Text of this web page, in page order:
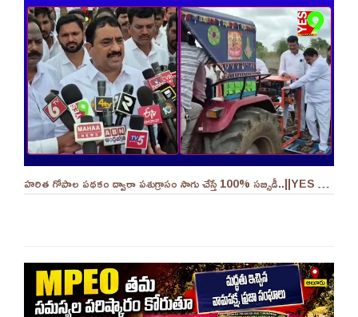
హరిత గోపాల పథకం ద్వారా పశుగ్రాసం సాగు చేస్తే 100% సబ్సిడీ..||YES 9TV